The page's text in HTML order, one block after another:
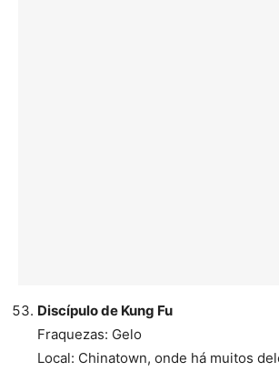
Discípulo de Kung Fu
Fraquezas: Gelo
Local: Chinatown, onde há muitos